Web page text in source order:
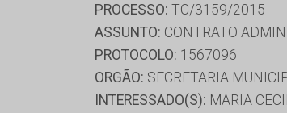
PROCESSO: TC/3159/2015
ASSUNTO: CONTRATO
PROTOCOLO: 1567096
ORGÃO: SECRETARIA
INTERESSADO(S): MARIA